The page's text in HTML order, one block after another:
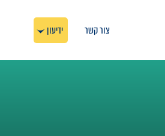
צור קשר ידיעון